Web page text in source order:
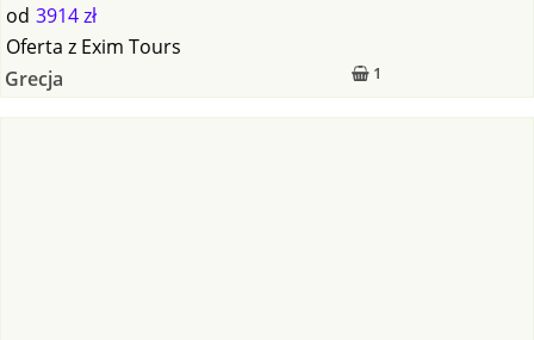
od 3914 zł
1
Oferta z Exim Tours
Grecja